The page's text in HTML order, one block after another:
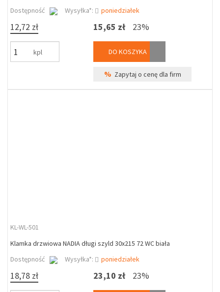
Dostępność
Wysyłka*: poniedziałek
12,72 zł
kpl
15,65 zł 23%
DO KOSZYKA
% Zapytaj o cenę dla firm
KL-WL-501
Klamka drzwiowa NADIA długi szyld 30x215 72 WC biała
Dostępność
Wysyłka*: poniedziałek
18,78 zł 23,10 zł 23%